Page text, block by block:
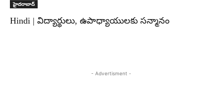
హైదరాబాద్‌
Hindi | విద్యార్థులు, ఉపాధ్యాయులకు సన్మానం
- Advertisment -